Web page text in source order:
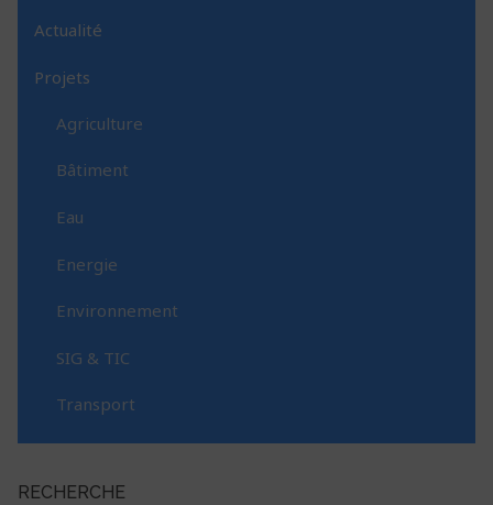
Actualité
Projets
Agriculture
Bâtiment
Eau
Energie
Environnement
SIG & TIC
Transport
RECHERCHE